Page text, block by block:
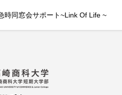
時同窓会サポート~Link Of Life ~